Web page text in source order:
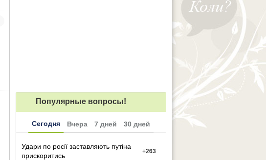
Популярные вопросы!
Сегодня Вчера 7 дней 30 дней
Удари по росії заставляють путіна
прискоритись
+263